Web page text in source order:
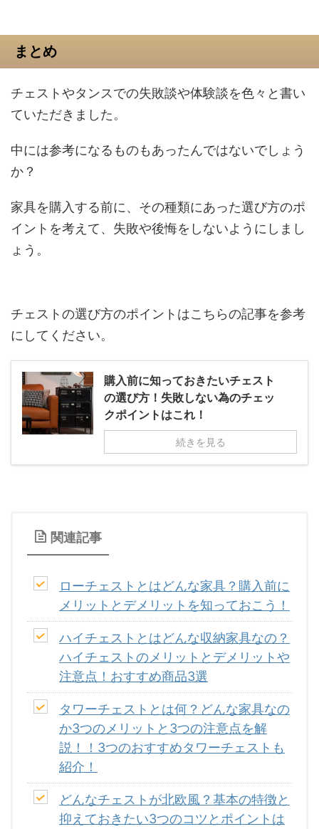
まとめ
チェストやタンスでの失敗談や体験談を色々と書い
ていただきました。
中には参考になるものもあったんではないでしょう
か？
家具を購入する前に、その種類にあった選び方のポ
イントを考えて、失敗や後悔をしないようにしまし
ょう。
チェストの選び方のポイントはこちらの記事を参考
にしてください。
購入前に知っておきたいチェスト
の選び方！失敗しない為のチェッ
クポイントはこれ！
続きを見る
関連記事
ローチェストとはどんな家具？購入前に
メリットとデメリットを知っておこう！
ハイチェストとはどんな収納家具なの？
ハイチェストのメリットとデメリットや
注意点！おすすめ商品3選
タワーチェストとは何？どんな家具なの
か3つのメリットと3つの注意点を解
説！！3つのおすすめタワーチェストも
紹介！
どんなチェストが北欧風？基本の特徴と
抑えておきたい3つのコツとポイントは